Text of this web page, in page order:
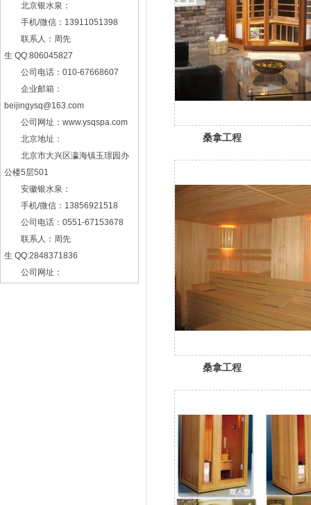
北京银水泉：
手机/微信：13911051398
联系人：周先
生 QQ:806045827
公司电话：010-67668607
企业邮箱：
beijingysq@163.com
公司网址：www.ysqspa.com
北京地址：
北京市大兴区瀛海镇玉璟园办
公楼5层501
安徽银水泉：
手机/微信：13856921518
公司电话：0551-67153678
联系人：周先
生 QQ:2848371836
公司网址：
桑拿工程
桑拿工程